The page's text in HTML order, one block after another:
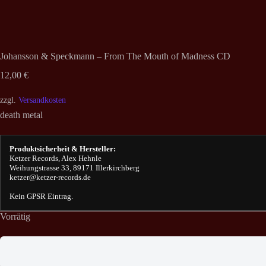
Johansson & Speckmann – From The Mouth of Madness CD
12,00 €
zzgl. Versandkosten
death metal
Produktsicherheit & Hersteller:
Ketzer Records, Alex Hehnle
Weihungstrasse 33, 89171 Illerkirchberg
ketzer@ketzer-records.de
Kein GPSR Eintrag.
Vorrätig